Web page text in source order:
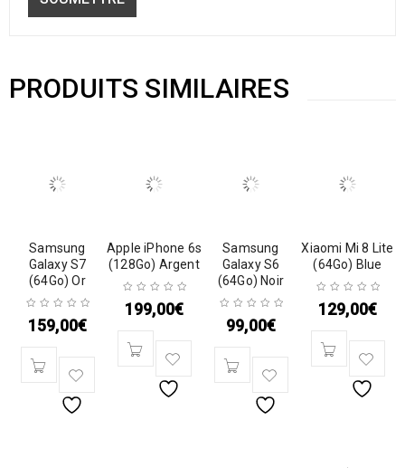
PRODUITS SIMILAIRES
Samsung
Galaxy S7
(64Go) Or
159,00€
Apple iPhone 6s
(128Go) Argent
199,00€
Samsung
Galaxy S6
(64Go) Noir
99,00€
Xiaomi Mi 8 Lite
(64Go) Blue
129,00€